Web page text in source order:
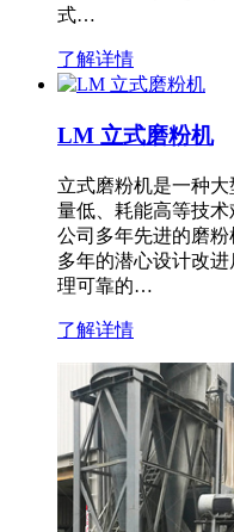
式…
了解详情
LM 立式磨粉机
立式磨粉机是一种
量低、耗能高等技
公司多年先进的磨
多年的潜心设计改
理可靠的…
了解详情